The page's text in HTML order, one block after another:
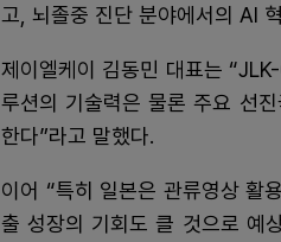
고, 뇌졸중 진단 분야에서의 AI
제이엘케이 김동민 대표는
루션의 기술력은 물론 주요 선
한다”라고 말했다.
이어 “특히 일본은 관류영상 활
출 성장의 기회도 클 것으로 예